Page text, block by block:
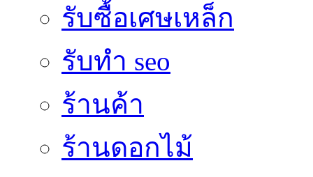
รับซื้อเศษเหล็ก
รับทำ seo
ร้านค้า
ร้านดอกไม้